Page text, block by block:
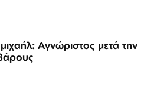
Αγνώριστος μετά την